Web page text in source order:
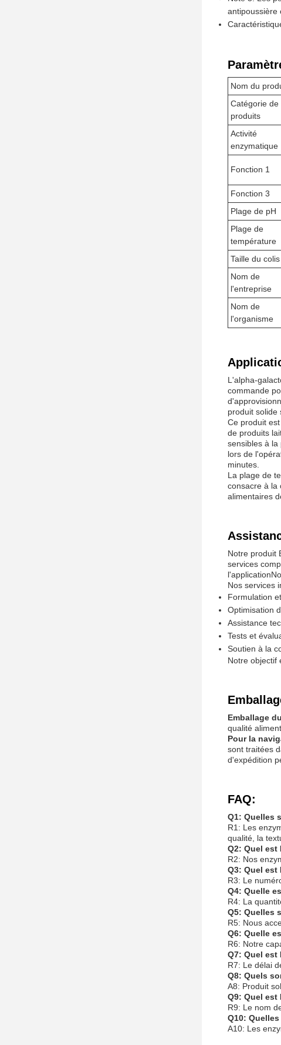
antipoussière
Nom du
Catégorie de
produits
Activité
enzymatique
Fonction 1
Fonction 3
Plage de pH
Plage de
température
Taille du colis
Nom de
l'entreprise
Nom de
l'organisme
L'alpha-
commande
produit solide
Ce produit
de produits
sensibles à
lors de
minutes.
La plage de
consacre à la
alimentaires
Notre produit
services
Nos services
Formulation
Optimisation
Assistance
Tests et
Soutien à la
Notre objectif
Emballage
qualité
Pour la
sont traitées
d'expédition
FAQ:
Q1: Quelles
R1: Les
qualité, la
Q2: Quel est
R2: Nos
Q3: Quel est
R3: Le
Q4: Quelle
R4: La
Q5: Quelles
R5: Nous
Q6: Quelle
R6: Notre
Q7: Quel est
R7: Le délai
Q8: Quels
A8: Produit
Q9: Quel est
R9: Le nom
Q10:
A10: Les